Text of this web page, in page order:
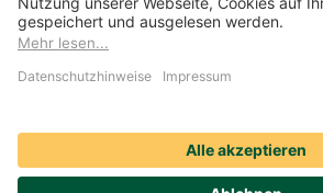
Cookie-Einstellungen
Datenschutz
Impressum
Streitbeilegung
Nutzungshinweise
Compliance
Social Media Icons sowie Verlinkungen, die